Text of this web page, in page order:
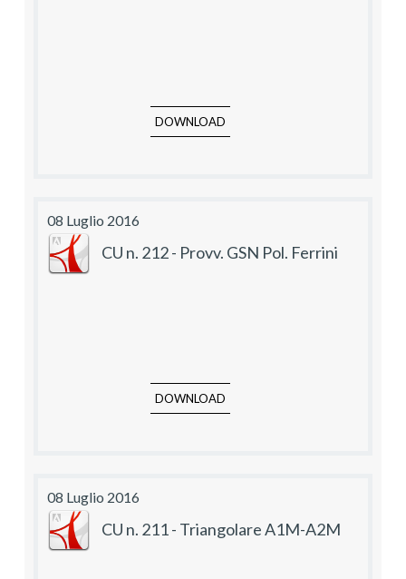
DOWNLOAD
08 Luglio 2016
CU n. 212 - Provv. GSN Pol. Ferrini
DOWNLOAD
08 Luglio 2016
CU n. 211 - Triangolare A1M-A2M